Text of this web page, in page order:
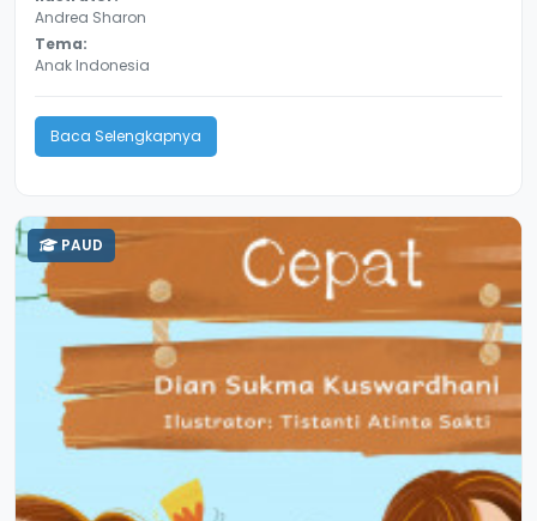
Andrea Sharon
Tema:
Anak Indonesia
Baca Selengkapnya
PAUD